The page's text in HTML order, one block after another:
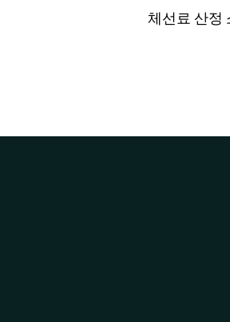
체선료 산정